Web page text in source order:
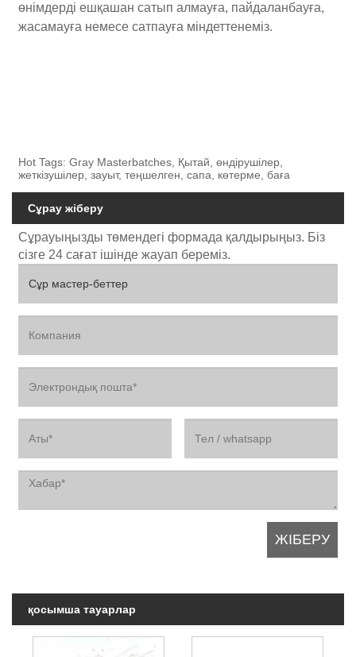
өнімдерді ешқашан сатып алмауға, пайдаланбауға,
жасамауға немесе сатпауға міндеттенеміз.
Hot Tags: Gray Masterbatches, Қытай, өндірушілер,
жеткізушілер, зауыт, теңшелген, сапа, көтерме, баға
Сұрау жіберу
Сұрауыңызды төмендегі формада қалдырыңыз. Біз
сізге 24 сағат ішінде жауап береміз.
қосымша тауарлар